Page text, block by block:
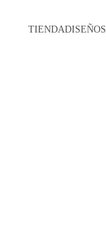
TIENDADISEÑOS